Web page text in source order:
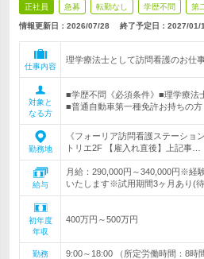
正社員 急募 転勤なし 学歴不問 第
情報更新日：2026/07/28 終了予定日： 2027/01/
仕事内容
理学療法士として訪問看護のお仕
対象と
なる方
■学歴不問《必須条件》■理学療
■普通自動車第一種免許お持ちの方
勤務地
《フォーリア訪問看護ステーショ
トリエ2F 【雇入れ直後】上記事…
給与
月給：290,000円～340,000円※経
いたします※試用期間3ヶ月あり(
初年度
年収
400万円～500万円
勤務
9:00～18:00 （所定労働時間：8時